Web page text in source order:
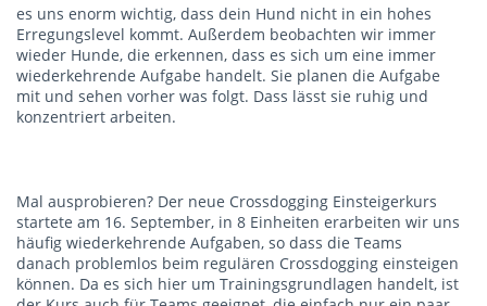
es uns enorm wichtig, dass dein Hund nicht in ein hohes
Erregungslevel kommt. Außerdem beobachten wir immer
wieder Hunde, die erkennen, dass es sich um eine immer
wiederkehrende Aufgabe handelt. Sie planen die Aufgabe
mit und sehen vorher was folgt. Dass lässt sie ruhig und
konzentriert arbeiten.
Mal ausprobieren? Der neue Crossdogging Einsteigerkurs
startete am 16. September, in 8 Einheiten erarbeiten wir uns
häufig wiederkehrende Aufgaben, so dass die Teams
danach problemlos beim regulären Crossdogging einsteigen
können. Da es sich hier um Trainingsgrundlagen handelt, ist